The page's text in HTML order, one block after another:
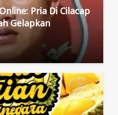
Pria Di Cilacap
Gelapkan